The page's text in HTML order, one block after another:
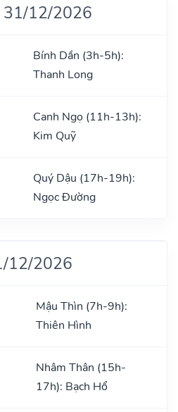
31/12/2026
Bính Dần (3h-5h):
Thanh Long
Canh Ngọ (11h-13h):
Kim Quỹ
Quý Dậu (17h-19h):
Ngọc Đường
12/2026
Mậu Thìn (7h-9h):
Thiên Hình
Nhâm Thân (15h-
17h): Bạch Hổ